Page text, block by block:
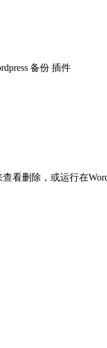
备份 插件
删除，或运行在